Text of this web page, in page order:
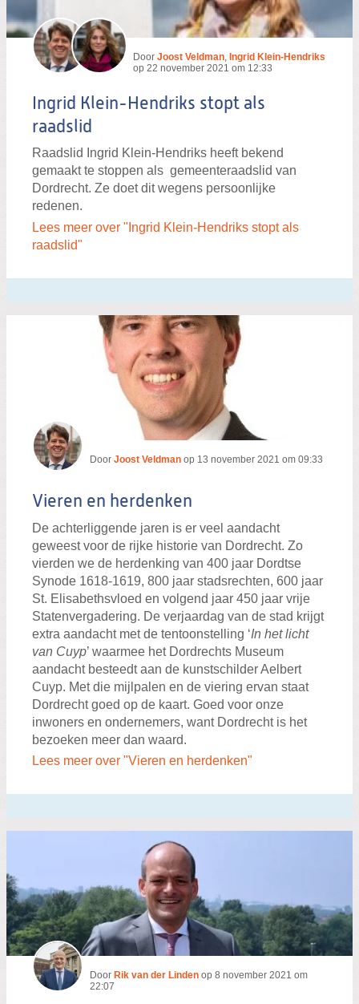
Door Joost Veldman Ingrid Klein-Hendriks
op 22 november 2021 om 12:33
Ingrid Klein-Hendriks stopt als
raadslid
Raadslid Ingrid Klein-Hendriks heeft bekend
gemaakt te stoppen als gemeenteraadslid van
Dordrecht. Ze doet dit wegens persoonlijke
redenen.
Lees meer over "Ingrid Klein-Hendriks stopt als
raadslid"
Door Joost Veldman op 13 november 2021 om 09:33
Vieren en herdenken
De achterliggende jaren is er veel aandacht
geweest voor de rijke historie van Dordrecht. Zo
vierden we de herdenking van 400 jaar Dordtse
Synode 1618-1619, 800 jaar stadsrechten, 600 jaar
St. Elisabethsvloed en volgend jaar 450 jaar vrije
Statenvergadering. De verjaardag van de stad krijgt
extra aandacht met de tentoonstelling ‘In het licht
van Cuyp’ waarmee het Dordrechts Museum
aandacht besteedt aan de kunstschilder Aelbert
Cuyp. Met die mijlpalen en de viering ervan staat
Dordrecht goed op de kaart. Goed voor onze
inwoners en ondernemers, want Dordrecht is het
bezoeken meer dan waard.
Lees meer over "Vieren en herdenken"
Door Rik van der Linden op 8 november 2021 om
22:07